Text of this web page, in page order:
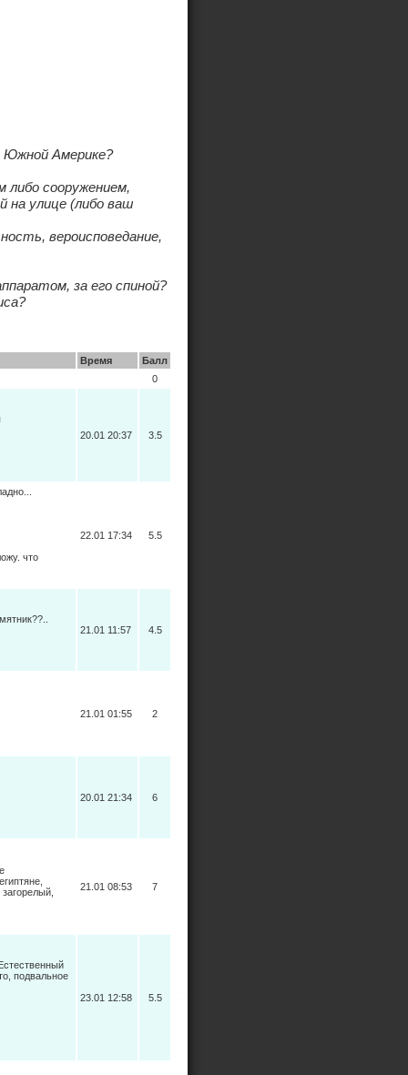
Южной Америке?
либо сооружением,
на улице (либо ваш
вероисповедание,
за его спиной?
Время
Балл
0
20.01 20:37
3.5
что
22.01 17:34 5.5
21.01 11:57
4.5
21.01 01:55 2
20.01 21:34 6
21.01 08:53 7
подвальное
23.01 12:58
5.5